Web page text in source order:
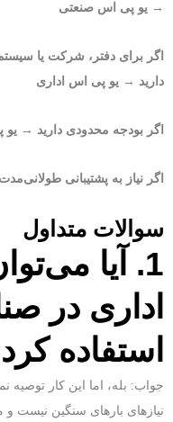
→ یو پی اس صنعتی
اگر برای دفتر، شرکت یا
دارید → یو پی اس اداری
اگر بودجه محدودی دارید → یو
اگر نیاز به پشتیبانی
سوالات متداول
1. آیا
اداری در
استفاده
جواب: بله، اما این کار توصیه
نیازهای بارهای سنگین نیست